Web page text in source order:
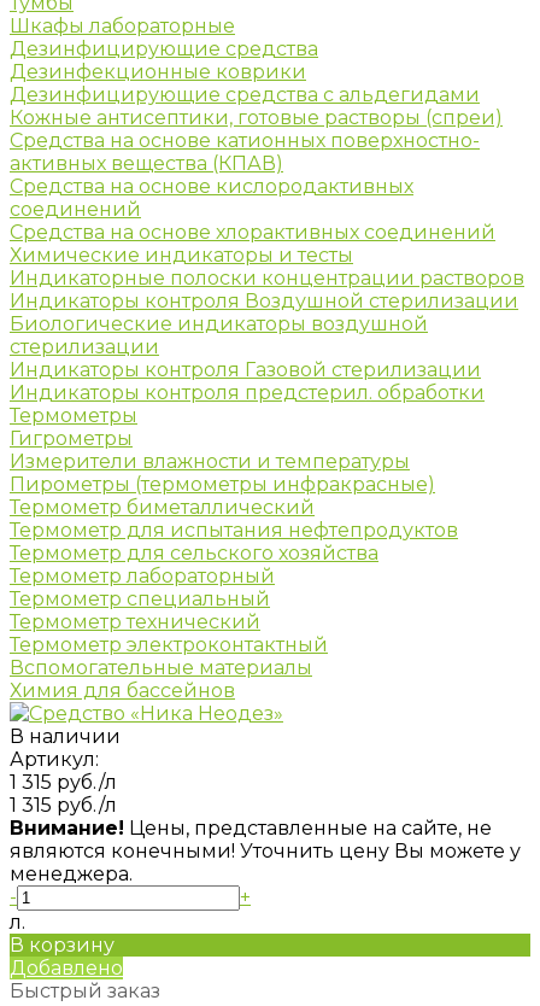
Шкафы лабораторные
Дезинфицирующие средства
Дезинфекционные коврики
Дезинфицирующие средства с альдегидами
Кожные антисептики, готовые растворы (спреи)
Средства на основе катионных поверхностно-
активных вещества (КПАВ)
Средства на основе кислородактивных
соединений
Средства на основе хлорактивных соединений
Химические индикаторы и тесты
Индикаторные полоски концентрации растворов
Индикаторы контроля Воздушной стерилизации
Биологические индикаторы воздушной
стерилизации
Индикаторы контроля Газовой стерилизации
Индикаторы контроля предстерил. обработки
Термометры
Гигрометры
Измерители влажности и температуры
Пирометры (термометры инфракрасные)
Термометр биметаллический
Термометр для испытания нефтепродуктов
Термометр для сельского хозяйства
Термометр лабораторный
Термометр специальный
Термометр технический
Термометр электроконтактный
Вспомогательные материалы
Химия для бассейнов
В наличии
Артикул:
1 315 руб./л
1 315 руб./л
Внимание! Цены, представленные на сайте, не
являются конечными! Уточнить цену Вы можете у
менеджера.
-
+
л.
В корзину
Добавлено
Быстрый заказ